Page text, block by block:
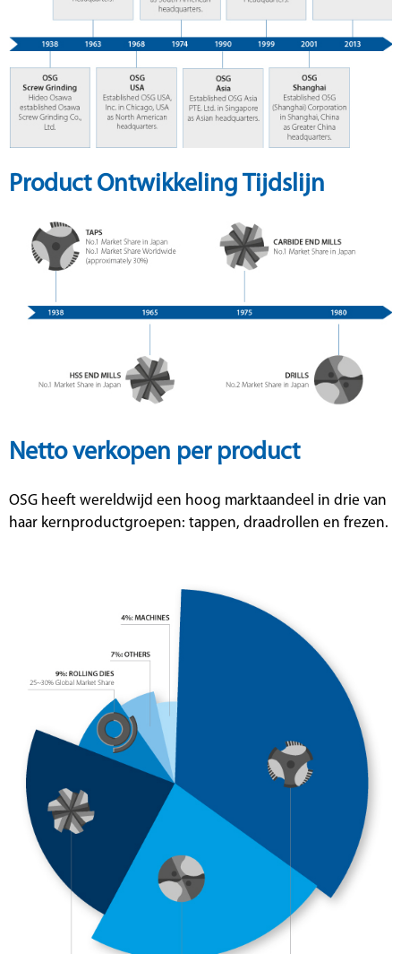
Product Ontwikkeling Tijdslijn
Netto verkopen per product
OSG heeft wereldwijd een hoog marktaandeel in drie van
haar kernproductgroepen: tappen, draadrollen en frezen.